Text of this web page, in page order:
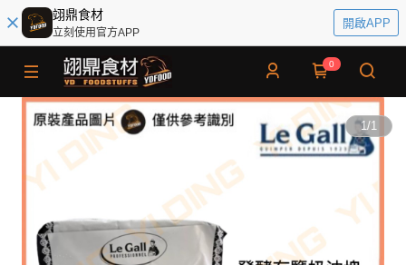
翊鼎食材
立刻使用官方APP
開啟APP
0
1/1